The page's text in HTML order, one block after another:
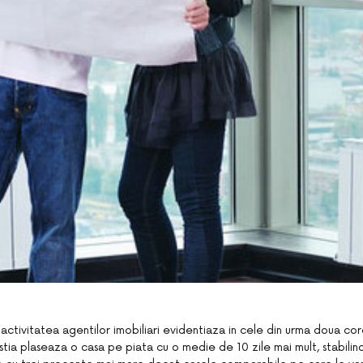
agentilor imobiliari evidentiaza in cele din urma doua
plaseaza o casa pe piata cu o medie de 10 zile mai mult,